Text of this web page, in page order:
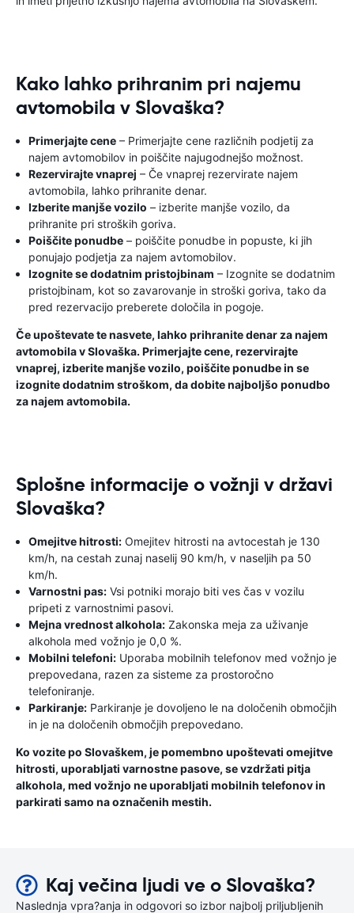
Kako lahko prihranim pri najemu
avtomobila v Slovaška?
Primerjajte cene – Primerjajte cene različnih podjetij za
najem avtomobilov in poiščite najugodnejšo možnost.
Rezervirajte vnaprej – Če vnaprej rezervirate najem
avtomobila, lahko prihranite denar.
Izberite manjše vozilo – izberite manjše vozilo, da
prihranite pri stroških goriva.
Poiščite ponudbe – poiščite ponudbe in popuste, ki jih
ponujajo podjetja za najem avtomobilov.
Izognite se dodatnim pristojbinam – Izognite se dodatnim
pristojbinam, kot so zavarovanje in stroški goriva, tako da
pred rezervacijo preberete določila in pogoje.
Če upoštevate te nasvete, lahko prihranite denar za najem
avtomobila v Slovaška. Primerjajte cene, rezervirajte
vnaprej, izberite manjše vozilo, poiščite ponudbe in se
izognite dodatnim stroškom, da dobite najboljšo ponudbo
za najem avtomobila.
Splošne informacije o vožnji v državi
Slovaška?
Omejitve hitrosti: Omejitev hitrosti na avtocestah je 130
km/h, na cestah zunaj naselij 90 km/h, v naseljih pa 50
km/h.
Varnostni pas: Vsi potniki morajo biti ves čas v vozilu
pripeti z varnostnimi pasovi.
Mejna vrednost alkohola: Zakonska meja za uživanje
alkohola med vožnjo je 0,0 %.
Mobilni telefoni: Uporaba mobilnih telefonov med vožnjo je
prepovedana, razen za sisteme za prostoročno
telefoniranje.
Parkiranje: Parkiranje je dovoljeno le na določenih območjih
in je na določenih območjih prepovedano.
Ko vozite po Slovaškem, je pomembno upoštevati omejitve
hitrosti, uporabljati varnostne pasove, se vzdržati pitja
alkohola, med vožnjo ne uporabljati mobilnih telefonov in
parkirati samo na označenih mestih.
Kaj večina ljudi ve o Slovaška?
Naslednja vpra?anja in odgovori so izbor najbolj priljubljenih